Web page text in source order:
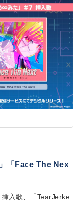
「Face The Nex
入歌、「TearJerke